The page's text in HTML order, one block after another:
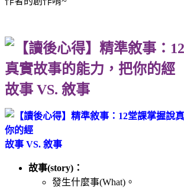
故事 VS. 敘事
故事 VS. 敘事
故事(story)：
發生什麼事(What)。